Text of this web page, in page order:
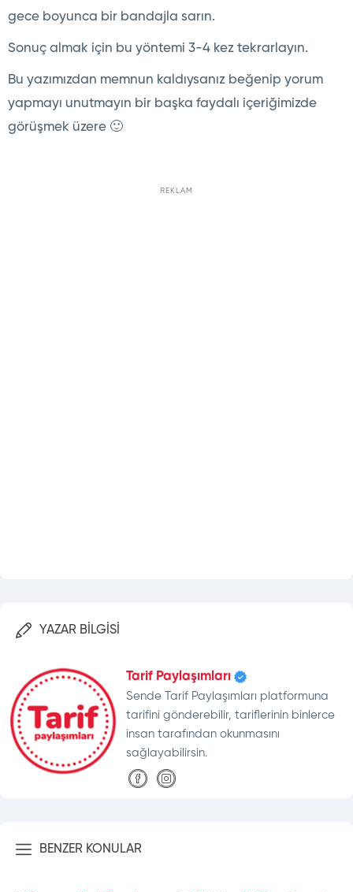
gece boyunca bir bandajla sarın.
Sonuç almak için bu yöntemi 3-4 kez tekrarlayın.
Bu yazımızdan memnun kaldıysanız beğenip yorum
yapmayı unutmayın bir başka faydalı içeriğimizde
görüşmek üzere 🙂
REKLAM
YAZAR BİLGİSİ
Tarif Paylaşımları
Sende Tarif Paylaşımları platformuna
tarifini gönderebilir, tariflerinin binlerce
insan tarafından okunmasını
sağlayabilirsin.
BENZER KONULAR